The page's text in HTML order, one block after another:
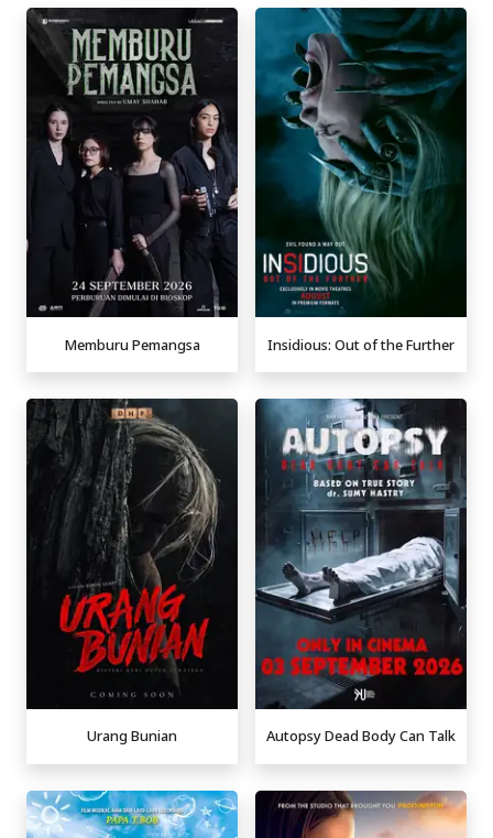
Memburu Pemangsa Insidious: Out of the Further
Urang Bunian Autopsy Dead Body Can Talk